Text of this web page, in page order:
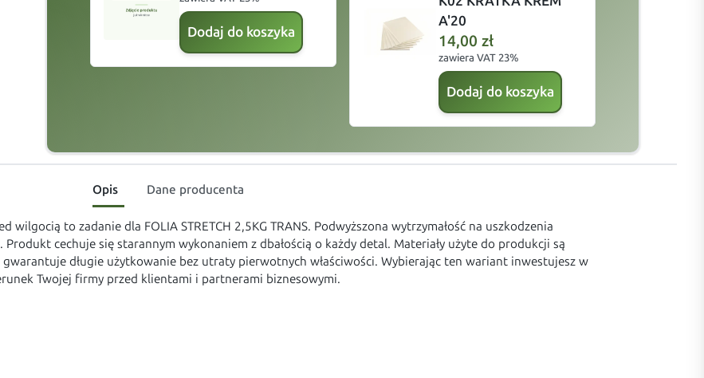
Dodaj do koszyka
A'20
14,00 zł
zawiera VAT 23%
Dodaj do koszyka
Opis Dane producenta
to zadanie dla FOLIA STRETCH 2,5KG TRANS. Podwyższona wytrzymałość na uszkodzenia
cechuje się starannym wykonaniem z dbałością o każdy detal. Materiały użyte do produkcji są
długie użytkowanie bez utraty pierwotnych właściwości. Wybierając ten wariant inwestujesz w
Twojej firmy przed klientami i partnerami biznesowymi.